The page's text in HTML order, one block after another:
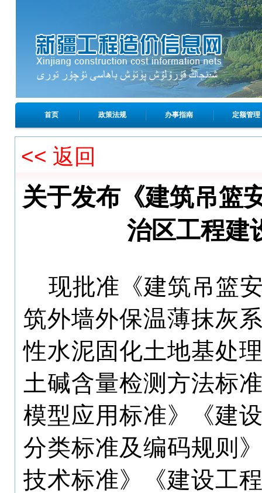
首页 政策法规 办事指南 定额管理
<< 返回
关于发布《建筑吊篮
治区工程建
现批准《建筑吊篮
筑外墙外保温薄抹灰
性水泥固化土地基处
土碱含量检测方法标
模型应用标准》《建
分类标准及编码规则
技术标准》
《建设工